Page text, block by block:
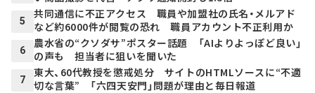
5
共同通信に不正アクセス 職員や加盟社の氏名・メルアド
など約6000件が閲覧の恐れ 職員アカウント不正利用か
6
農水省の“クソダサ”ポスター話題 「AIよりよっぽど良い」
の声も 担当者に狙いを聞いた
7
東大、60代教授を懲戒処分 サイトのHTMLソースに“不適
切な言葉” 「六四天安門」問題が理由と毎日報道